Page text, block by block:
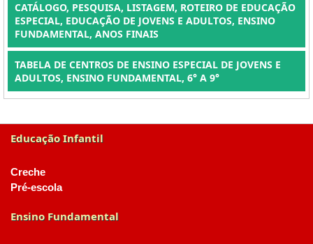
CATÁLOGO, PESQUISA, LISTAGEM, ROTEIRO DE EDUCAÇÃO
ESPECIAL, EDUCAÇÃO DE JOVENS E ADULTOS, ENSINO
FUNDAMENTAL, ANOS FINAIS
TABELA DE CENTROS DE ENSINO ESPECIAL DE JOVENS E
ADULTOS, ENSINO FUNDAMENTAL, 6° A 9°
Educação Infantil
Creche
Pré-escola
Ensino Fundamental